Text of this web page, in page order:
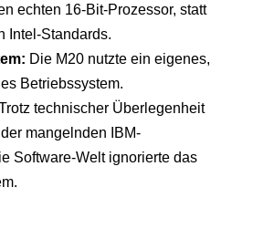
echten 16-Bit-Prozessor, statt
Intel-Standards.
Die M20 nutzte ein eigenes,
Betriebssystem.
technischer Überlegenheit
mangelnden IBM-
Software-Welt ignorierte das